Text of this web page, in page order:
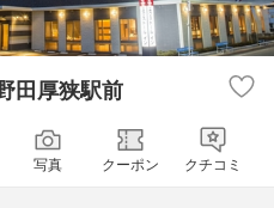
田厚狭駅前
写真 クーポン クチコミ